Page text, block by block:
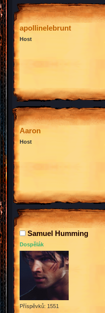
apollinelebrunt
Host
Aaron
Host
Samuel Humming
Dospělák
Příspěvků: 1551